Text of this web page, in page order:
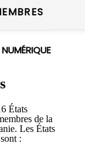
États
de la
Les États
: